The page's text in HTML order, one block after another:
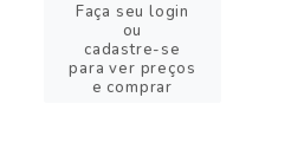
Faça seu login
ou
cadastre-se
para ver preços
e comprar